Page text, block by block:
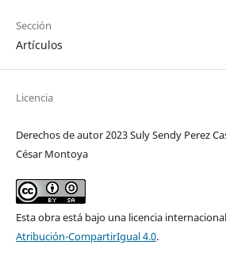
Sección
Artículos
Licencia
Derechos de autor 2023 Suly Sendy Perez
César Montoya
Esta obra está bajo una licencia internacional
Atribución-CompartirIgual 4.0.